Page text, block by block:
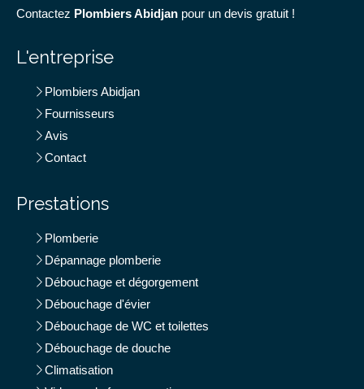
Contactez Plombiers Abidjan pour un devis gratuit !
L'entreprise
Plombiers Abidjan
Fournisseurs
Avis
Contact
Prestations
Plomberie
Dépannage plomberie
Débouchage et dégorgement
Débouchage d'évier
Débouchage de WC et toilettes
Débouchage de douche
Climatisation